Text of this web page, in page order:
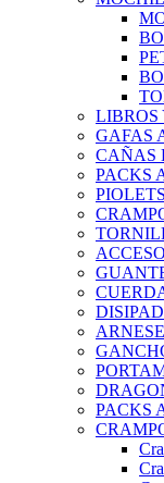
LIBROS
GAFAS
CAÑAS
PACKS
PIOLETS
PACKS